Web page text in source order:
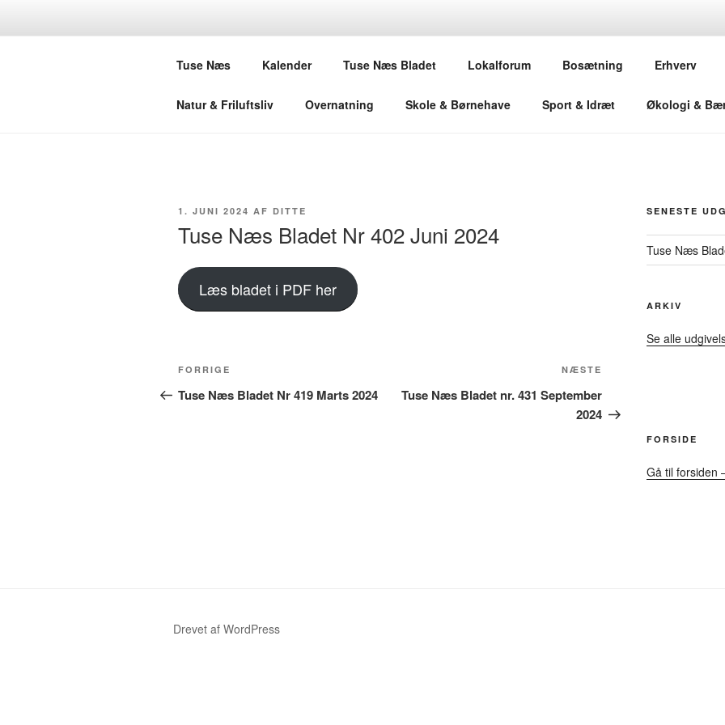
TUSE NÆS BLADET
Tuse Næs Kalender Tuse Næs Bladet Lokalforum Bosætning Erhverv
Natur & Friluftsliv Overnatning Skole & Børnehave Sport & Idræt Økologi &
UDGIVET
1. JUNI 2024 AF DITTE
Tuse Næs Bladet Nr 402 Juni 2024
Læs bladet i PDF her
Indlægsnavigation
Forrige
indlæg
FORRIGE
Tuse Næs Bladet Nr 419 Marts 2024
indlæg
NÆSTE
Tuse Næs Bladet nr. 431 September
2024
SENESTE
Tuse Næs
ARKIV
Se alle
FORSIDE
Gå til forsiden
Drevet af WordPress